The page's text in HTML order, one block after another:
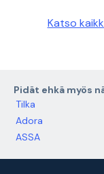
Katso
Pidät ehkä myös
Tilka
Adora
ASSA